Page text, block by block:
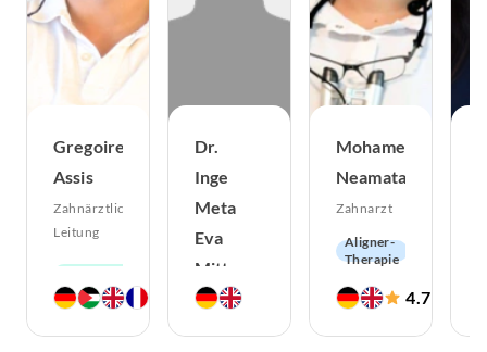
Gregoire
Assis
Zahnärztliche
Leitung
Hochwertiger
Zahnersatz
Zahnerhaltung
4.8 (450)
Dr.
Inge
Meta
Eva
Mittag
Zahnärztin
Mohamed
Neamatalla
Zahnarzt
Aligner-
Therapie
Ästhetische
Zahnheilkunde
CMD
4.7